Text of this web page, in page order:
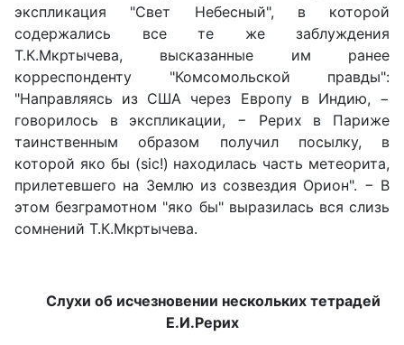
экспликация "Свет Небесный", в которой
содержались все те же заблуждения
Т.К.Мкртычева, высказанные им ранее
корреспонденту "Комсомольской правды":
"Направляясь из США через Европу в Индию, −
говорилось в экспликации, − Рерих в Париже
таинственным образом получил посылку, в
которой яко бы (sic!) находилась часть метеорита,
прилетевшего на Землю из созвездия Орион". − В
этом безграмотном "яко бы" выразилась вся слизь
сомнений Т.К.Мкртычева.
Слухи об исчезновении нескольких тетрадей
Е.И.Рерих